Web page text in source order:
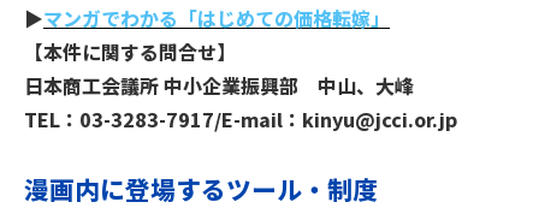
▶マンガでわかる「はじめての価格転嫁」
【本件に関する問合せ】
日本商工会議所 中小企業振興部 中山、大峰
TEL：03-3283-7917/E-mail：kinyu@jcci.or.jp
漫画内に登場するツール・制度